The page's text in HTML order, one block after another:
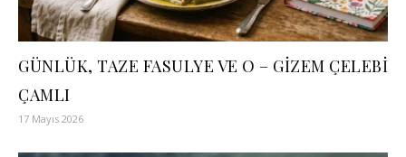
GÜNLÜK, TAZE FASULYE VE O – GİZEM ÇELEBİ
ÇAMLI
17 Mayıs 2026